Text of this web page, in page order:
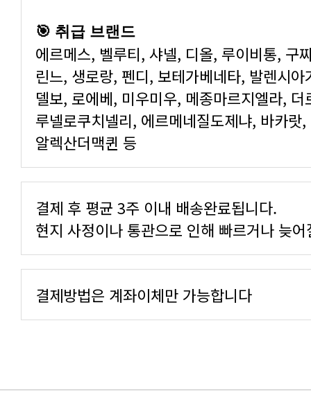
🎯 취급 브랜드
알렉산더맥퀸 등
결제 후 평균 3주 이내 배송완료됩니다.
현지 사정이나 통관으로 인해 빠르거나 늦
결제방법은 계좌이체만 가능합니다